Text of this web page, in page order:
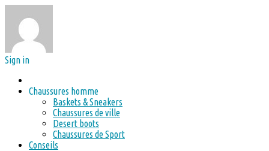
Sign in
Chaussures homme
Baskets & Sneakers
Chaussures de ville
Desert boots
Chaussures de Sport
Conseils